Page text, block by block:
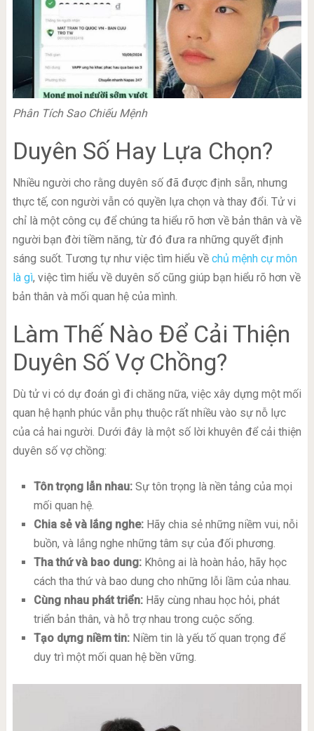
Phân Tích Sao Chiếu Mệnh
Duyên Số Hay Lựa Chọn?
Nhiều người cho rằng duyên số đã được định sẵn, nhưng
thực tế, con người vẫn có quyền lựa chọn và thay đổi. Tử vi
chỉ là một công cụ để chúng ta hiểu rõ hơn về bản thân và về
người bạn đời tiềm năng, từ đó đưa ra những quyết định
sáng suốt. Tương tự như việc tìm hiểu về chủ mệnh cự môn
là gì, việc tìm hiểu về duyên số cũng giúp bạn hiểu rõ hơn về
bản thân và mối quan hệ của mình.
Làm Thế Nào Để Cải Thiện
Duyên Số Vợ Chồng?
Dù tử vi có dự đoán gì đi chăng nữa, việc xây dựng một mối
quan hệ hạnh phúc vẫn phụ thuộc rất nhiều vào sự nỗ lực
của cả hai người. Dưới đây là một số lời khuyên để cải thiện
duyên số vợ chồng:
Tôn trọng lẫn nhau:Sự tôn trọng là nền tảng của mọi
mối quan hệ.
Chia sẻ và lắng nghe:Hãy chia sẻ những niềm vui, nỗi
buồn, và lắng nghe những tâm sự của đối phương.
Tha thứ và bao dung:Không ai là hoàn hảo, hãy học
cách tha thứ và bao dung cho những lỗi lầm của nhau.
Cùng nhau phát triển:Hãy cùng nhau học hỏi, phát
triển bản thân, và hỗ trợ nhau trong cuộc sống.
Tạo dựng niềm tin:Niềm tin là yếu tố quan trọng để
duy trì một mối quan hệ bền vững.